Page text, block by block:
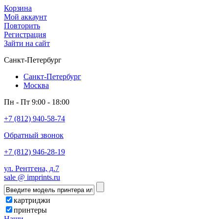
Корзина
Мой аккаунт
Повторить
Регистрация
Зайти на сайт
Санкт-Петербург
Санкт-Петербург
Москва
Пн - Пт 9:00 - 18:00
+7 (812) 940-58-74
Обратный звонок
+7 (812) 946-28-19
ул. Рентгена, д.7
sale @ imprints.ru
картриджи
принтеры